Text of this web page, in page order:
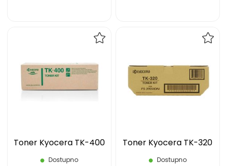
Toner Kyocera TK-400
Dostupno
Toner Kyocera TK-320
Dostupno
NA